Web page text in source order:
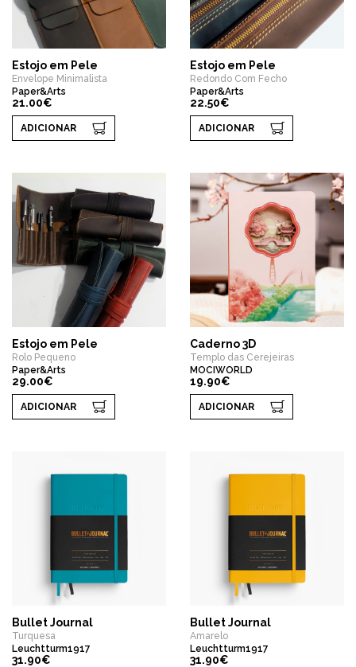
Estojo em Pele
Envelope Minimalista
Paper&Arts
21.00€
ADICIONAR
Estojo em Pele
Redondo Com Fecho
Paper&Arts
22.50€
ADICIONAR
Estojo em Pele
Rolo Pequeno
Paper&Arts
29.00€
ADICIONAR
Caderno 3D
Templo das Cerejeiras
MOCIWORLD
19.90€
ADICIONAR
Bullet Journal
Turquesa
Leuchtturm1917
31.90€
Bullet Journal
Amarelo
Leuchtturm1917
31.90€